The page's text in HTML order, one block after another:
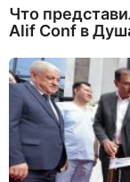
Что
Alif Conf в